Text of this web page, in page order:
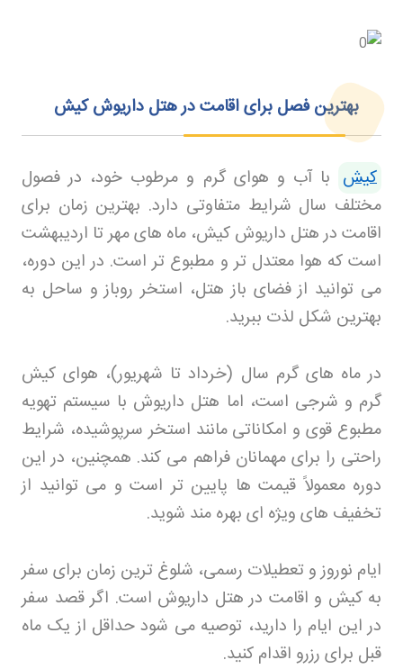
بهترین فصل برای اقامت در هتل داریوش کیش
کیش با آب و هوای گرم و مرطوب خود، در فصول
مختلف سال شرایط متفاوتی دارد. بهترین زمان برای
اقامت در هتل داریوش کیش، ماه های مهر تا اردیبهشت
است که هوا معتدل تر و مطبوع تر است. در این دوره،
می توانید از فضای باز هتل، استخر روباز و ساحل به
بهترین شکل لذت ببرید.
در ماه های گرم سال (خرداد تا شهریور)، هوای کیش
گرم و شرجی است، اما هتل داریوش با سیستم تهویه
مطبوع قوی و امکاناتی مانند استخر سرپوشیده، شرایط
راحتی را برای مهمانان فراهم می کند. همچنین، در این
دوره معمولاً قیمت ها پایین تر است و می توانید از
تخفیف های ویژه ای بهره مند شوید.
ایام نوروز و تعطیلات رسمی، شلوغ ترین زمان برای سفر
به کیش و اقامت در هتل داریوش است. اگر قصد سفر
در این ایام را دارید، توصیه می شود حداقل از یک ماه
قبل برای رزرو اقدام کنید.